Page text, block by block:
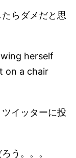
らダメだと思
herself
on a chair
イッターに投
う。。。